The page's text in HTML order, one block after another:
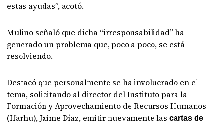
estas ayudas”, acotó.
Mulino señaló que dicha “irresponsabilidad” ha
generado un problema que, poco a poco, se está
resolviendo.
Destacó que personalmente se ha involucrado en el
tema, solicitando al director del Instituto para la
Formación y Aprovechamiento de Recursos Humanos
(Ifarhu), Jaime Díaz, emitir nuevamente lascartas de